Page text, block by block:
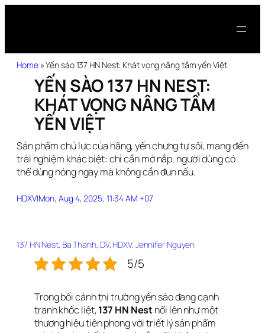
Home»Yến sào 137 HN Nest: Khát vọng nâng tầm yến Việt
YẾN SÀO 137 HN NEST:
KHÁT VỌNG NÂNG TẦM
YẾN VIỆT
Sản phẩm chủ lực của hãng, yến chưng tự sôi, mang đến
trải nghiệm khác biệt: chỉ cần mở nắp, người dùng có
thể dùng nóng ngay mà không cần đun nấu.
HDXV|Mon, Aug 4, 2025, 11:34 AM +07
137 HN Nest, Ba Thanh, DV, HDXV, Jennifer Nguyen
5/5
Trong bối cảnh thị trường yến sào đang cạnh
tranh khốc liệt,137 HN Nestnổi lên như một
thương hiệu tiên phong với triết lý sản phẩm